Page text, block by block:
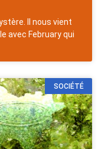
Il nous vient
avec February qui
SOCIÉTÉ